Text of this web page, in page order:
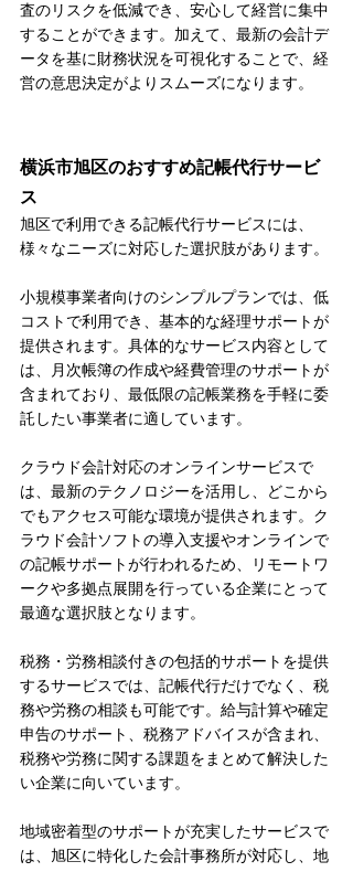
査のリスクを低減でき、安心して経営に集中
することができます。加えて、最新の会計デ
ータを基に財務状況を可視化することで、経
営の意思決定がよりスムーズになります。
横浜市旭区のおすすめ記帳代行サービ
ス
旭区で利用できる記帳代行サービスには、
様々なニーズに対応した選択肢があります。
小規模事業者向けのシンプルプランでは、低
コストで利用でき、基本的な経理サポートが
提供されます。具体的なサービス内容として
は、月次帳簿の作成や経費管理のサポートが
含まれており、最低限の記帳業務を手軽に委
託したい事業者に適しています。
クラウド会計対応のオンラインサービスで
は、最新のテクノロジーを活用し、どこから
でもアクセス可能な環境が提供されます。ク
ラウド会計ソフトの導入支援やオンラインで
の記帳サポートが行われるため、リモートワ
ークや多拠点展開を行っている企業にとって
最適な選択肢となります。
税務・労務相談付きの包括的サポートを提供
するサービスでは、記帳代行だけでなく、税
務や労務の相談も可能です。給与計算や確定
申告のサポート、税務アドバイスが含まれ、
税務や労務に関する課題をまとめて解決した
い企業に向いています。
地域密着型のサポートが充実したサービスで
は、旭区に特化した会計事務所が対応し、地